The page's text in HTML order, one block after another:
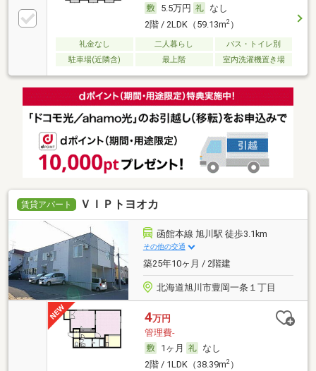
5.5万円
なし
2階 / 2LDK（59.13m2）
礼金なし 二人暮らし
バス・トイレ別
駐車場(近隣含)
最上階 室内洗濯機置き場
賃貸アパート ＶＩＰトヨオカ
函館本線 旭川駅 徒歩3.1km
その他の交通
築25年10ヶ月 / 2階建
北海道旭川市豊岡一条１丁目
4万円
管理費-
1ヶ月
なし
2階 / 1LDK（38.39m2）